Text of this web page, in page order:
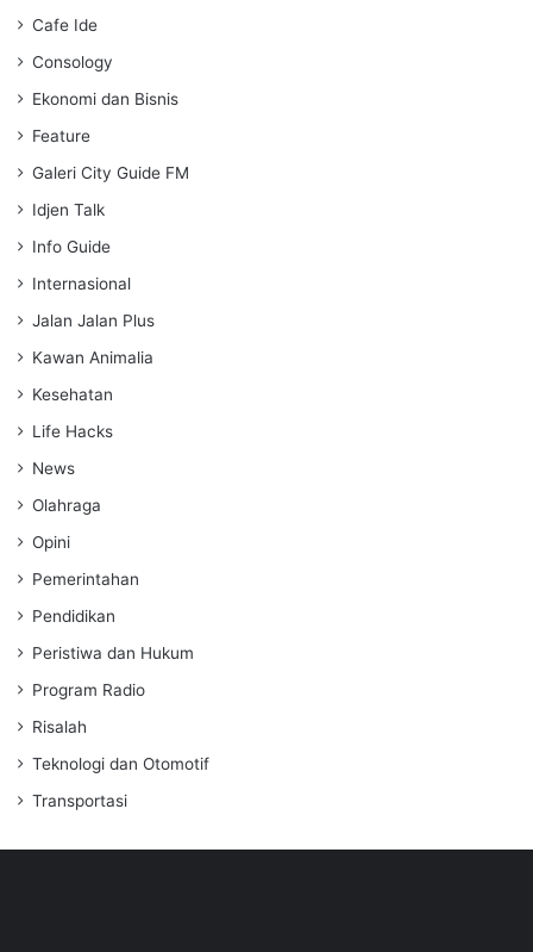
Cafe Ide
Consology
Ekonomi dan Bisnis
Feature
Galeri City Guide FM
Idjen Talk
Info Guide
Internasional
Jalan Jalan Plus
Kawan Animalia
Kesehatan
Life Hacks
News
Olahraga
Opini
Pemerintahan
Pendidikan
Peristiwa dan Hukum
Program Radio
Risalah
Teknologi dan Otomotif
Transportasi